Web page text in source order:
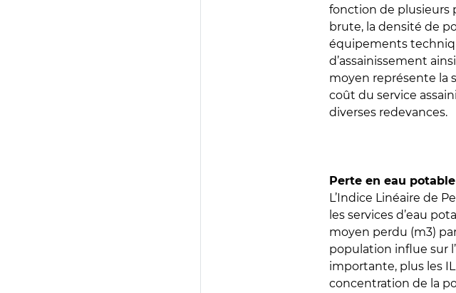
fonction de plusieurs
brute, la densité de
équipements
d’assainissement
moyen représente la
coût du service
diverses redevances.
Perte en eau
L’Indice Linéaire de
les services d’eau
moyen perdu (m3)
population influe sur
importante, plus les
concentration de la